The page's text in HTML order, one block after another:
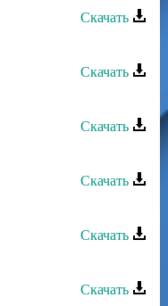
Скачать
Скачать
Скачать
Скачать
Скачать
Скачать